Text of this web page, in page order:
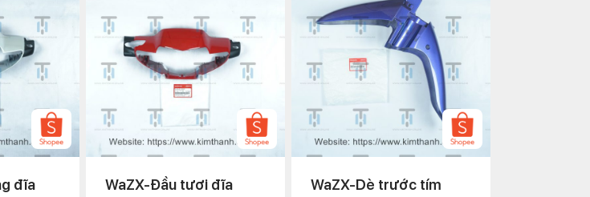
đĩa WaZX-Đầu tươi đĩa WaZX-Dè trước tím